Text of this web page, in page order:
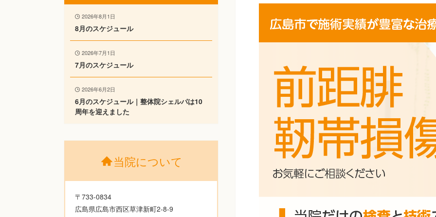
2026年8月1日
8月のスケジュール
2026年7月1日
7月のスケジュール
2026年6月2日
6月のスケジュール｜整体院シェルパは10
周年を迎えました
当院について
〒733-0834
広島県広島市西区草津新町2-8-9